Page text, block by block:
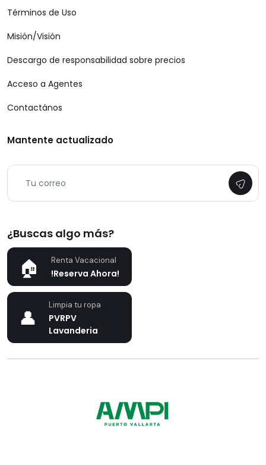
Términos de Uso
Misión/Visión
Descargo de responsabilidad sobre precios
Acceso a Agentes
Contactános
Mantente actualizado
¿Buscas algo más?
Renta Vacacional
!Reserva Ahora!
Limpia tu ropa
PVRPV
Lavanderia